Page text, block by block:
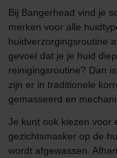
Bij Bangerhead vind je
merken voor alle
huidverzorgingsroutine
gevoel dat je je huid
reinigingsroutine? Dan
zijn er in traditionele
gemasseerd en
Je kunt ook kiezen voor
gezichtsmasker op de
wordt afgewassen.